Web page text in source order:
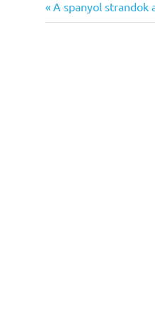
Bejegyzés
Previous
Post:
A spanyol strandok